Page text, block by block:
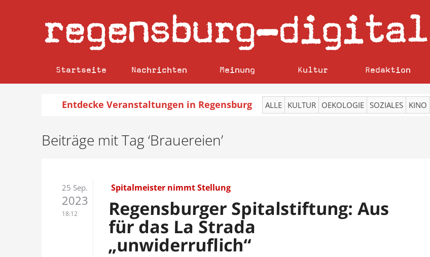
regensburg–digital
Startseite Nachrichten Meinung Kultur Redaktion
Entdecke Veranstaltungen in Regensburg ALLE KULTUR OEKOLOGIE SOZIALES KINO
Beiträge mit Tag ‘Brauereien’
25 Sep.
2023
18:12
Spitalmeister nimmt Stellung
Regensburger Spitalstiftung: Aus
für das La Strada
„unwiderruflich“